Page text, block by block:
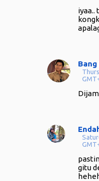
iyaa..
Bang
gitu